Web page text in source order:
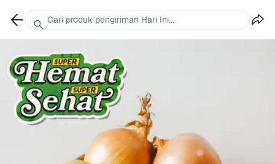
Cari produk pengiriman Hari Ini...